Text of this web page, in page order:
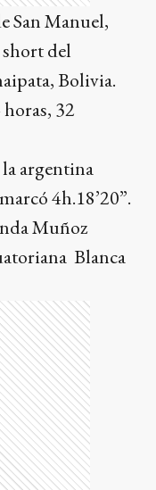
San Manuel,
del
Bolivia.
32
argentina
4h.18’20”.
Muñoz
Blanca